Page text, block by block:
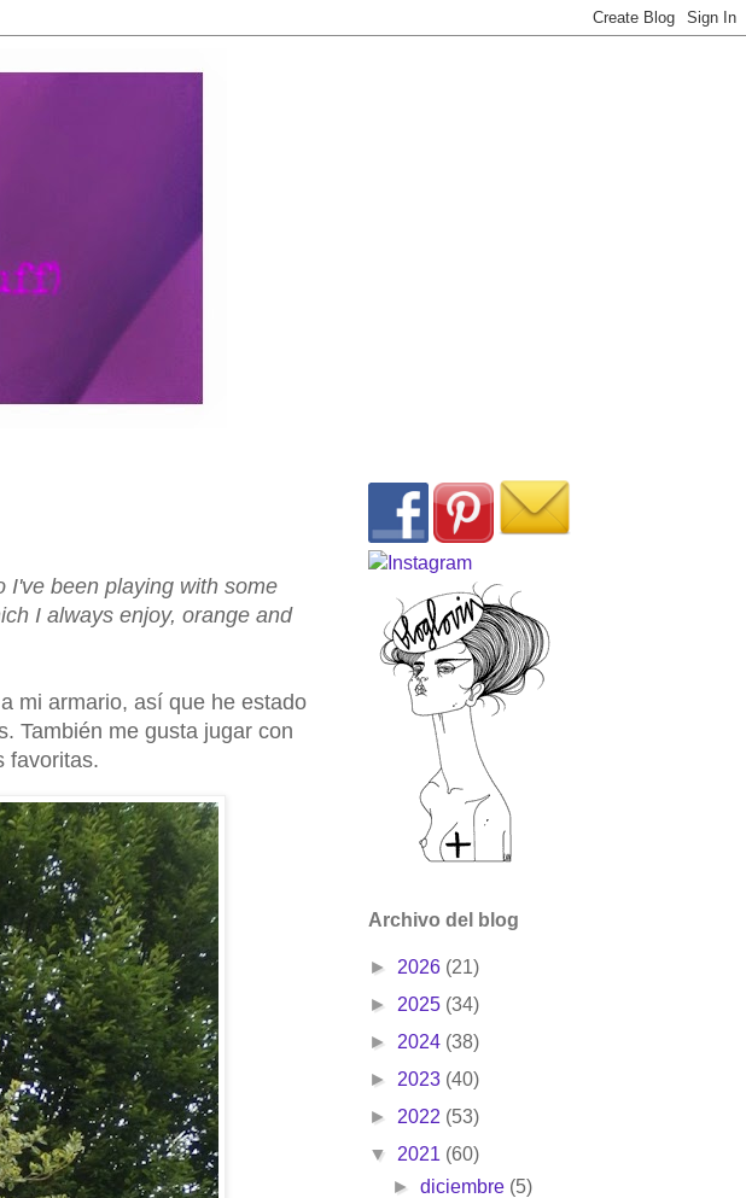
I've been playing with some
I always enjoy, orange and
mi armario, así que he estado
También me gusta jugar con
favoritas.
Archivo del blog
► 2026 (21)
► 2025 (34)
► 2024 (38)
► 2023 (40)
► 2022 (53)
▼ 2021 (60)
► diciembre (5)